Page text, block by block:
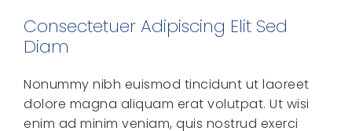
Consectetuer Adipiscing Elit Sed
Diam
Nonummy nibh euismod tincidunt ut laoreet
dolore magna aliquam erat volutpat. Ut wisi
enim ad minim veniam, quis nostrud exerci